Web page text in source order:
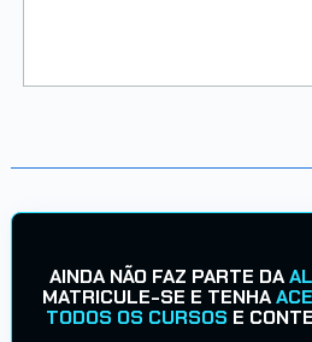
AINDA NÃO FAZ PARTE DA
MATRICULE-SE E TENHA
TODOS OS CURSOS E